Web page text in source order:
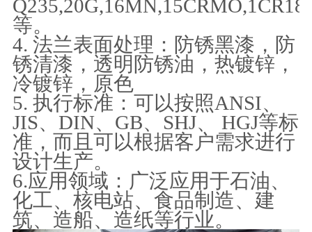
等。
4. 法兰表面处理：防锈黑漆，防
锈清漆，透明防锈油，热镀锌，
冷镀锌，原色
5. 执行标准：可以按照ANSI、
JIS、DIN、GB、SHJ、 HGJ等标
准，而且可以根据客户需求进行
设计生产。
6.应用领域：广泛应用于石油、
化工、核电站、食品制造、建
筑、造船、造纸等行业。